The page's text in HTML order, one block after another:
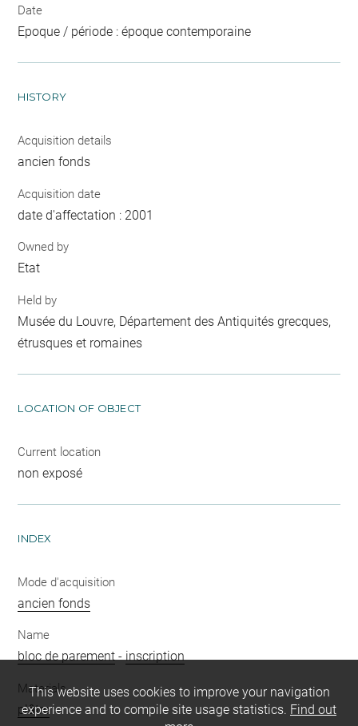
Date
Epoque / période : époque contemporaine
HISTORY
Acquisition details
ancien fonds
Acquisition date
date d'affectation : 2001
Owned by
Etat
Held by
Musée du Louvre, Département des Antiquités grecques,
étrusques et romaines
LOCATION OF OBJECT
Current location
non exposé
INDEX
Mode d'acquisition
ancien fonds
Name
bloc de parement-inscription
Materials
plâtre
This website uses cookies to improve your navigation
experience and to compile site usage statistics. Find out